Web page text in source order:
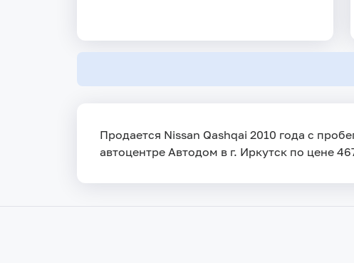
Продается Nissan Qashqai 2010 года с
автоцентре Автодом в г. Иркутск по цене